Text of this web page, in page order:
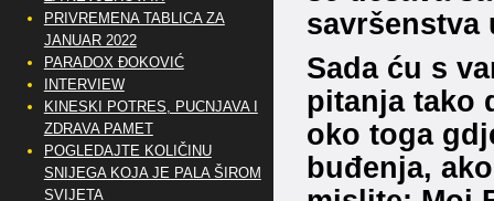
savršenstva
Sada ću s
pitanja tako
oko toga
buđenja,
PRIVREMENA TABLICA ZA
JANUAR 2022
PARADOX ĐOKOVIĆ
INTERVIEW
KINESKI POTRES, PUCNJAVA I
ZDRAVA PAMET
POGLEDAJTE KOLIČINU
SNIJEGA KOJA JE PALA ŠIROM
SVIJETA